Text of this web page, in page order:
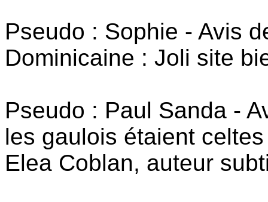
Pseudo : Sophie - Avis
Dominicaine : Joli site
Pseudo : Paul Sanda -
les gaulois étaient
Elea Coblan, auteur